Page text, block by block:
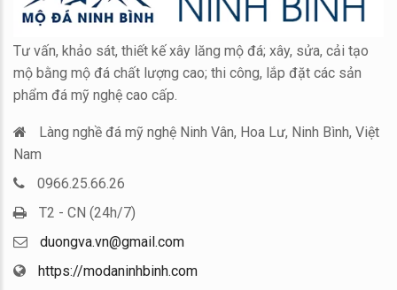
Tư vấn, khảo sát, thiết kế xây lăng mộ đá; xây, sửa, cải tạo
mộ bằng mộ đá chất lượng cao; thi công, lắp đặt các sản
phẩm đá mỹ nghệ cao cấp.
Làng nghề đá mỹ nghệ Ninh Vân, Hoa Lư, Ninh Bình, Việt
Nam
0966.25.66.26
T2 - CN (24h/7)
duongva.vn@gmail.com
https://modaninhbinh.com